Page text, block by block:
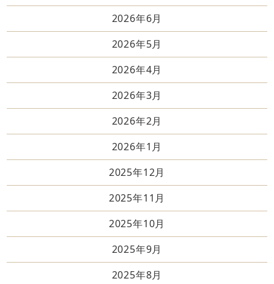
2026年6月
2026年5月
2026年4月
2026年3月
2026年2月
2026年1月
2025年12月
2025年11月
2025年10月
2025年9月
2025年8月